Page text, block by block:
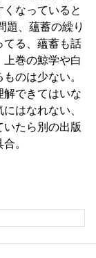
なっていると
題、蘊蓄の繰り
てる、蘊蓄も話
巻の鯨学や白
のは少ない。
解できてはいな
はなれない、
たら別の出版
。